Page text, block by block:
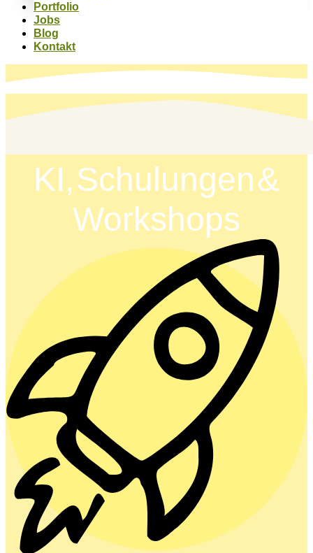
Portfolio
Jobs
Blog
Kontakt
KI, Schulungen &
Workshops